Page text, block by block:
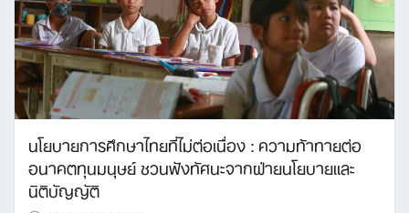
นโยบายการศึกษาไทยที่ไม่ต่อเนื่อง : ความท้าทายต่อ
อนาคตทุนมนุษย์ ชวนฟังทัศนะจากฝ่ายนโยบายและ
นิติบัญญัติ